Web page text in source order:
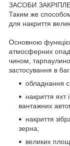
ЗАСОБИ
Таким же
для накриття
Основною
атмосферних
чином,
застосування в
обладнання
накриття яхт
вантажних
накриття
зерна;
великих площ